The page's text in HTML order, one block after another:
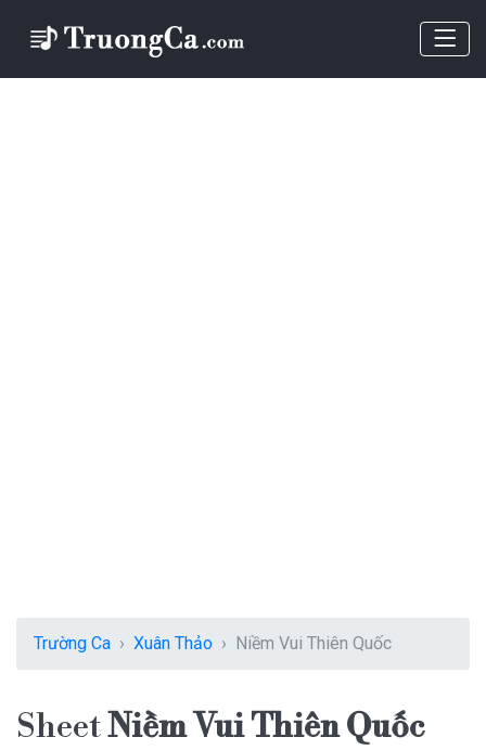
Trường Ca Xuân Thảo Niềm Vui Thiên Quốc
SheetNiềm Vui Thiên Quốc